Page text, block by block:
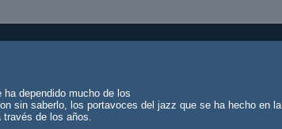
dependido mucho de los
sin saberlo, los portavoces del jazz que se ha hecho en la
través de los años.